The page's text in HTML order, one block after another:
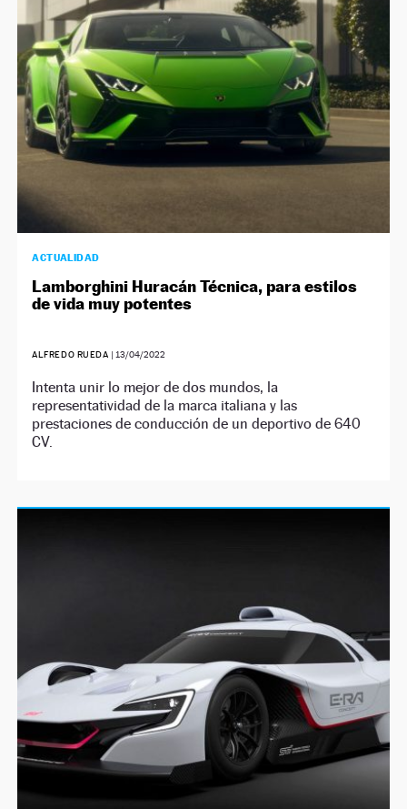
NEWSLETTER
SÍGUENOS
ACTUALIDAD
Lamborghini Huracán Técnica, para estilos
de vida muy potentes
ALFREDO RUEDA | 13/04/2022
Intenta unir lo mejor de dos mundos, la
representatividad de la marca italiana y las
prestaciones de conducción de un deportivo de 640
CV.